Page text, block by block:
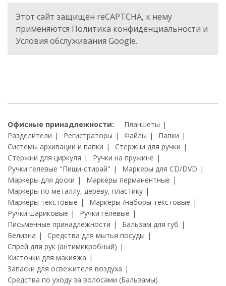
Этот сайт защищен reCAPTCHA, к нему
применяются Политика конфиденциальности и
Условия обслуживания Google.
Офисные принадлежности:
Планшеты
Разделители
Регистраторы Файлы
Папки
Системы архивации и папки
Стержни для ручки
Стержни для циркуля
Ручки на пружине
Ручки гелевые "Пиши-стирай"
Маркеры для CD/DVD
Маркеры для доски
Маркеры перманентные
Маркеры по металлу, дереву, пластику
Маркеры текстовые
Маркеры /наборы текстовые
Ручки шариковые
Ручки гелевые
Письменные принадлежности
Бальзам для губ
Белизна
Средства для мытья посуды
Спрей для рук (антимикробный)
Кисточки для макияжа
Запаски для освежителя воздуха
Средства по уходу за волосами (Бальзамы)